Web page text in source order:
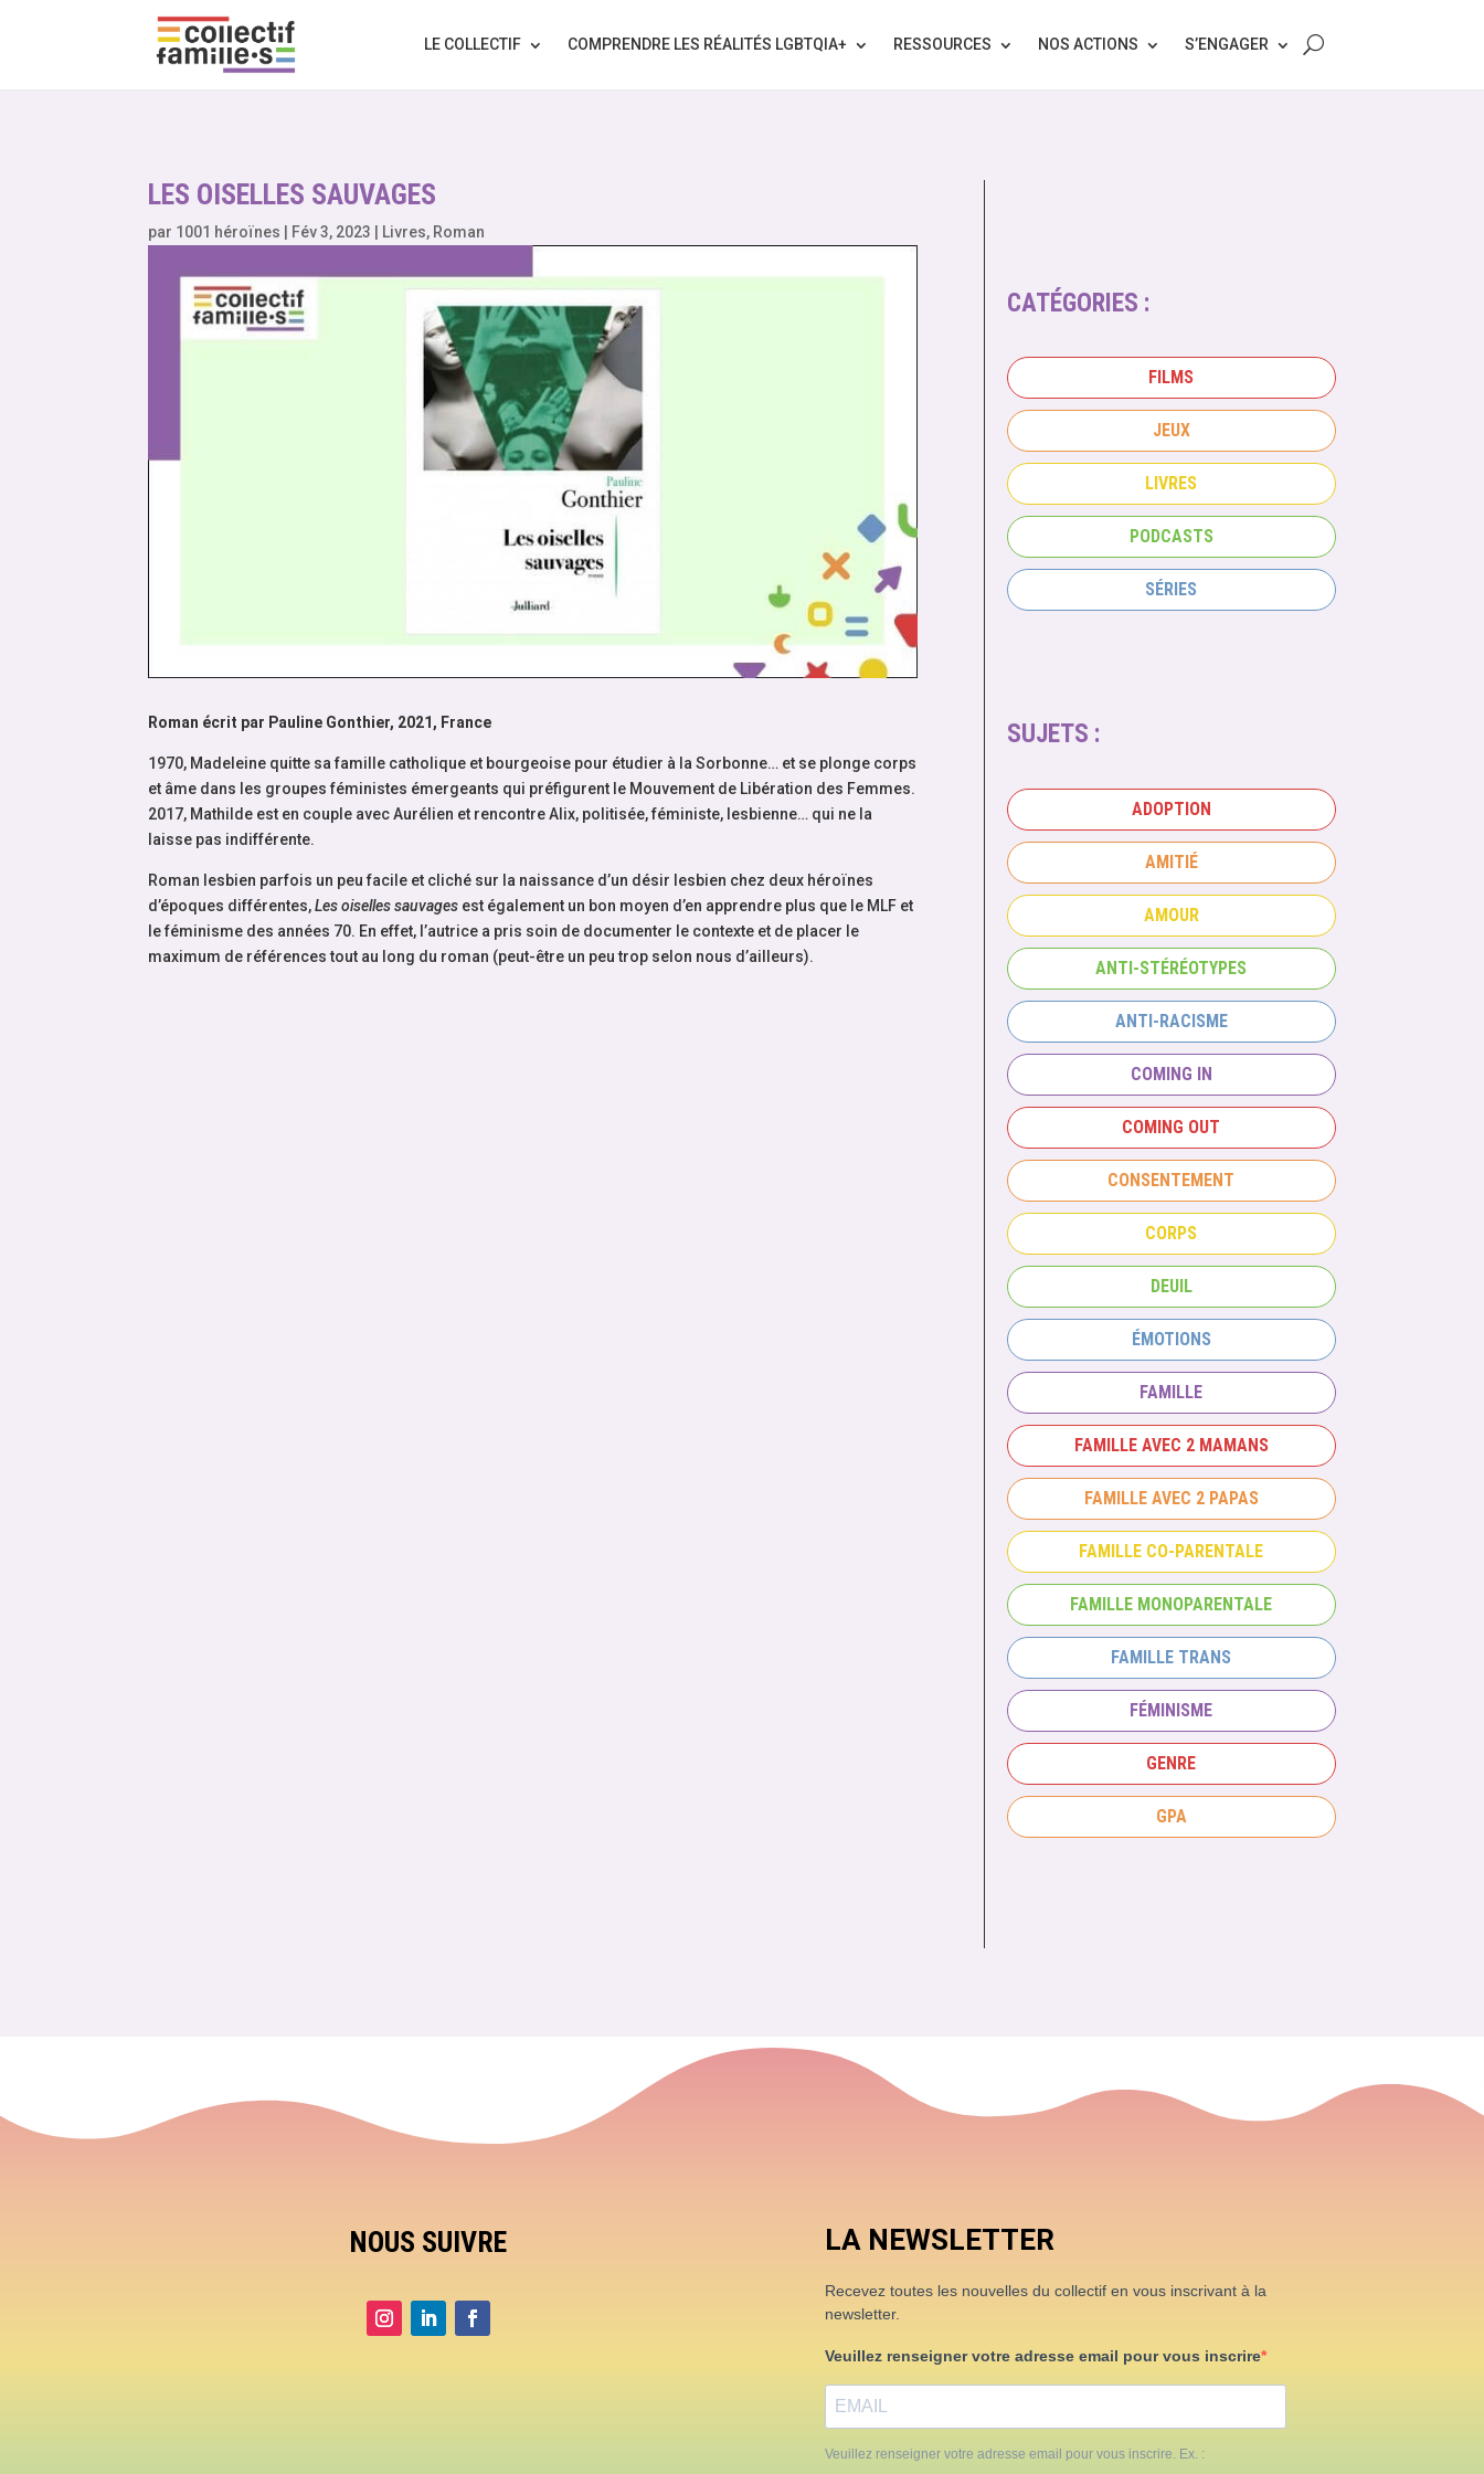
LE COLLECTIF COMPRENDRE LES RÉALITÉS LGBTQIA+ RESSOURCES NOS ACTIONS S’ENGAGER
LES OISELLES SAUVAGES
par 1001 héroïnes Fév 3, 2023 Livres, Roman
Roman écrit par Pauline Gonthier, 2021, France
1970, Madeleine quitte sa famille catholique et bourgeoise pour étudier à la Sorbonne… et se plonge corps
et âme dans les groupes féministes émergeants qui préfigurent le Mouvement de Libération des Femmes.
2017, Mathilde est en couple avec Aurélien et rencontre Alix, politisée, féministe, lesbienne… qui ne la
laisse pas indifférente.
Roman lesbien parfois un peu facile et cliché sur la naissance d’un désir lesbien chez deux héroïnes
d’époques différentes,Les oiselles sauvages est également un bon moyen d’en apprendre plus que le MLF et
le féminisme des années 70. En effet, l’autrice a pris soin de documenter le contexte et de placer le
maximum de références tout au long du roman (peut-être un peu trop selon nous d’ailleurs).
CATÉGORIES :
FILMS
JEUX
LIVRES
PODCASTS
SÉRIES
SUJETS :
ADOPTION
AMITIÉ
AMOUR
ANTI-STÉRÉOTYPES
ANTI-RACISME
COMING IN
COMING OUT
CONSENTEMENT
CORPS
DEUIL
ÉMOTIONS
FAMILLE
FAMILLE AVEC 2 MAMANS
FAMILLE AVEC 2 PAPAS
FAMILLE CO-PARENTALE
FAMILLE MONOPARENTALE
FAMILLE TRANS
FÉMINISME
GENRE
GPA
NOUS SUIVRE LA NEWSLETTER
Recevez toutes les nouvelles du collectif en vous inscrivant à la
newsletter.
Veuillez renseigner votre adresse email pour vous inscrire
Veuillez renseigner votre adresse email pour vous inscrire. Ex. :